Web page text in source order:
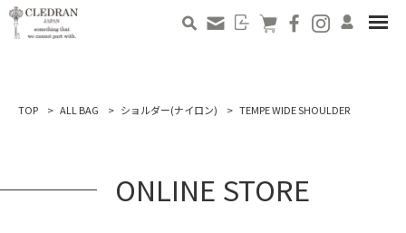
TOP ALL BAG ショルダー(ナイロン) TEMPE WIDE SHOULDER
ONLINE STORE